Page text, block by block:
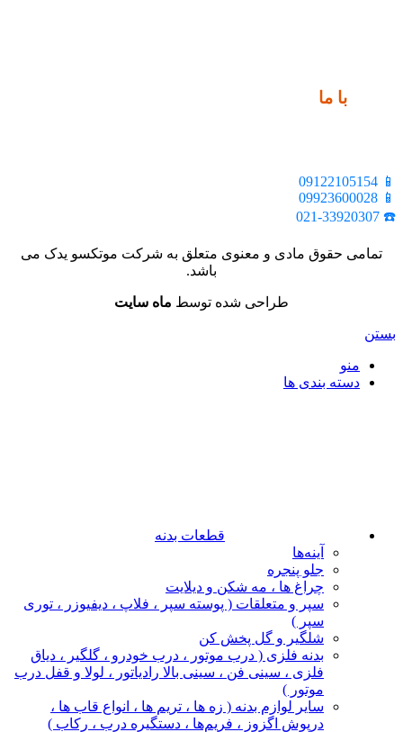
با ما
📱 09122105154
📱 09923600028
☎️ 021-33920307
تمامی حقوق مادی و معنوی متعلق به شرکت موتکسو یدک می
باشد.
طراحی شده توسط ماه سایت
بستن
منو
دسته بندی ها
قطعات بدنه
آینه‌ها
جلو پنجره
چراغ‌ ها ، مه‌ شکن و دیلایت
سپر و متعلقات ( پوسته سپر ، فلاپ ، دیفیوزر ، توری
سپر )
شلگیر و گل‌ پخش‌ کن
بدنه فلزی ( درب موتور ، درب خودرو ، گلگیر ، دیاق
فلزی ، سینی فن ، سینی بالا رادیاتور ، لولا و قفل درب
موتور )
سایر لوازم بدنه ( زه ها ، تریم ها ، انواع قاب ها ،
درپوش اگزوز ، فریم‌ها ، دستگیره درب ، رکاب )